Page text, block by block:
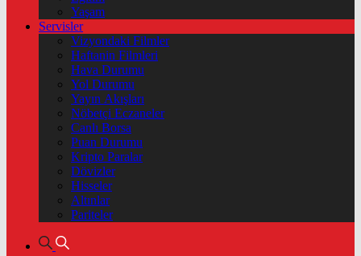
Yaşam
Servisler
Vizyondaki Filmler
Haftanin Filmleri
Hava Durumu
Yol Durumu
Yayın Akışları
Nöbetçi Eczaneler
Canlı Borsa
Puan Durumu
Kripto Paralar
Dövizler
Hisseler
Altınlar
Pariteler